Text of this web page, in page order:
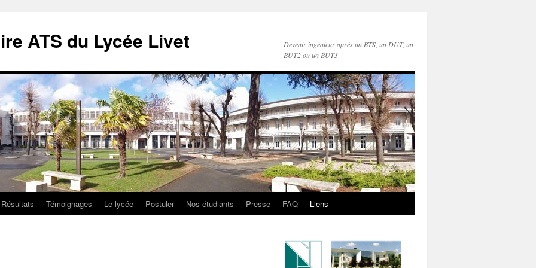
ATS du Lycée Livet
Devenir ingénieur après un BTS, un DUT, un
BUT2 ou un BUT3
Résultats Témoignages Le lycée Postuler Nos étudiants Presse FAQ Liens